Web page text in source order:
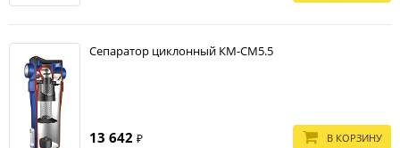
Сепаратор циклонный КМ-СМ5.5
13 642 ₽ В КОРЗИНУ